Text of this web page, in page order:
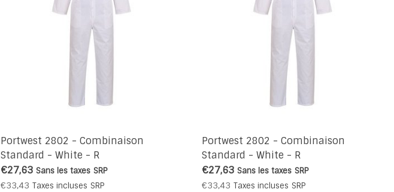
Portwest 2802 - Combinaison
Standard - White - R
€27,63 Sans les taxes SRP
€33,43 Taxes incluses SRP
Portwest 2802 - Combinaison
Standard - White - R
€27,63 Sans les taxes SRP
€33,43 Taxes incluses SRP